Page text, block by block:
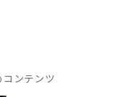
コンテンツ